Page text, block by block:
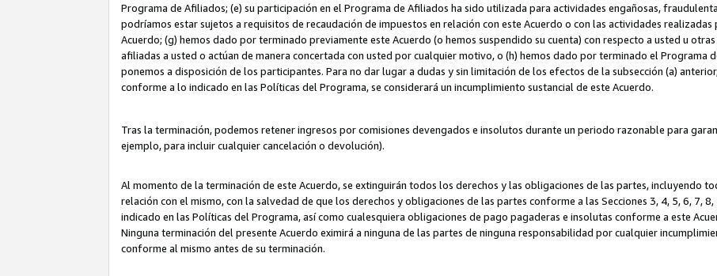
Programa de Afiliados; (e) su participación en el Programa de Afiliados ha sido utilizada para actividades engañosas,
podríamos estar sujetos a requisitos de recaudación de impuestos en relación con este Acuerdo o con las actividades
Acuerdo; (g) hemos dado por terminado previamente este Acuerdo (o hemos suspendido su cuenta) con respecto a usted u
afiliadas a usted o actúan de manera concertada con usted por cualquier motivo, o (h) hemos dado por terminado el Programa
ponemos a disposición de los participantes. Para no dar lugar a dudas y sin limitación de los efectos de la subsección (a)
conforme a lo indicado en las Políticas del Programa, se considerará un incumplimiento sustancial de este Acuerdo.
Tras la terminación, podemos retener ingresos por comisiones devengados e insolutos durante un periodo razonable para
ejemplo, para incluir cualquier cancelación o devolución).
Al momento de la terminación de este Acuerdo, se extinguirán todos los derechos y las obligaciones de las partes, incluyendo
relación con el mismo, con la salvedad de que los derechos y obligaciones de las partes conforme a las Secciones 3, 4, 5, 6, 7,
indicado en las Políticas del Programa, así como cualesquiera obligaciones de pago pagaderas e insolutas conforme a este
Ninguna terminación del presente Acuerdo eximirá a ninguna de las partes de ninguna responsabilidad por cualquier
conforme al mismo antes de su terminación.